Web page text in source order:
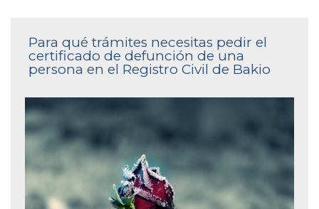
Para qué trámites necesitas pedir el
certificado de defunción de una
persona en el Registro Civil de Bakio